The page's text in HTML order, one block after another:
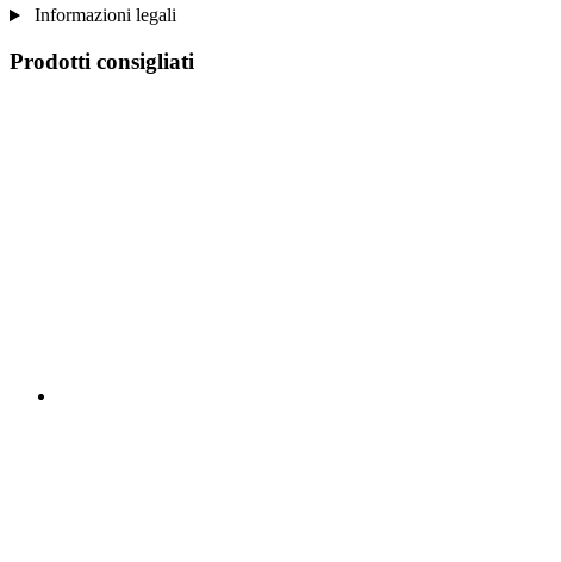
Informazioni legali
Prodotti consigliati